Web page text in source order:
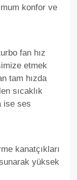
konfor ve
fan hız
etmek
tam hızda
sıcaklık
ise ses
kanatçıkları
yüksek